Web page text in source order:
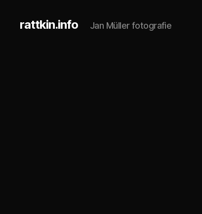
rattkin.info Jan Müller fotografie